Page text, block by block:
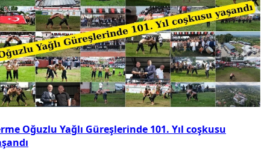
Oğuzlu Yağlı Güreşlerinde 101. Yıl coşkusu